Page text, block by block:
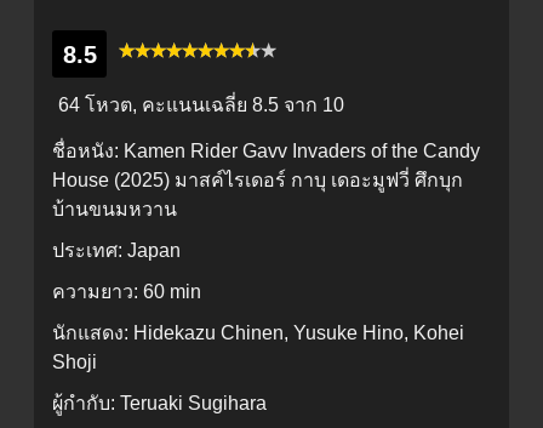
8.5
64 โหวต, คะแนนเฉลี่ย 8.5 จาก 10
ชื่อหนัง: Kamen Rider Gavv Invaders of the Candy
House (2025) มาสค์ไรเดอร์ กาบุ เดอะมูฟวี่ ศึกบุก
บ้านขนมหวาน
ประเทศ: Japan
ความยาว: 60 min
นักแสดง: Hidekazu Chinen, Yusuke Hino, Kohei
Shoji
ผู้กำกับ: Teruaki Sugihara